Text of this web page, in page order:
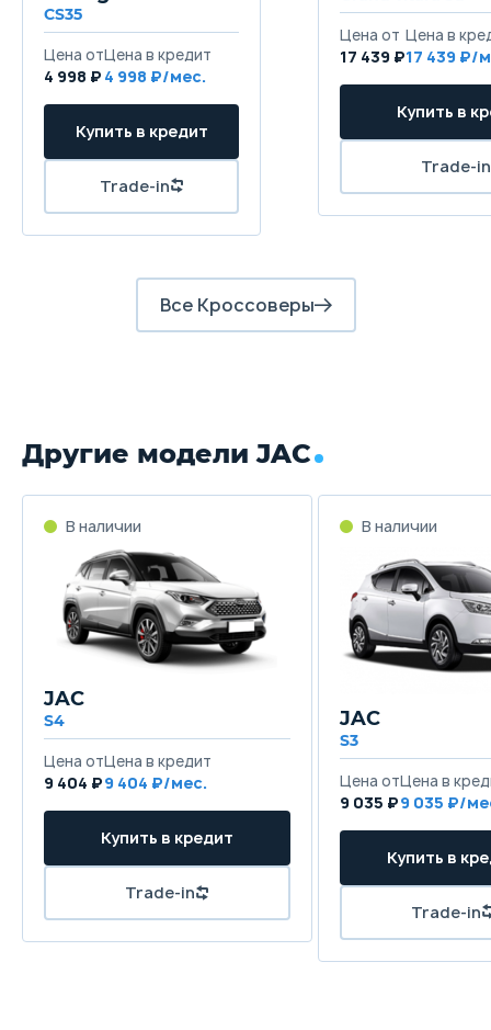
Передние тормоза
Дисковые вентилируемые
CS35
Цена от
4 998 ₽
Цена в кредит
4 998 ₽/мес.
Купить в кредит
Trade-in
Цена от
17 439 ₽
Цена в
17 439 ₽/
Купить в
Trade-in
Все Кроссоверы
Другие модели JAC
В наличии
JAC
S4
Цена от
9 404 ₽
Цена в кредит
9 404 ₽/мес.
Купить в кредит
Trade-in
В наличии
JAC
S3
Цена от
9 035 ₽
Цена в
9 035 ₽/
Купить в
Trade-in